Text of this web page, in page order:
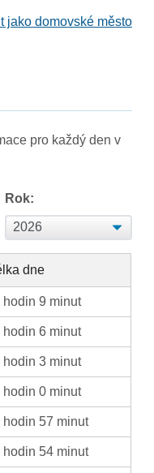
jako domovské město
pro každý den v
Rok:
dne
hodin 9 minut
hodin 6 minut
hodin 3 minut
hodin 0 minut
hodin 57 minut
hodin 54 minut